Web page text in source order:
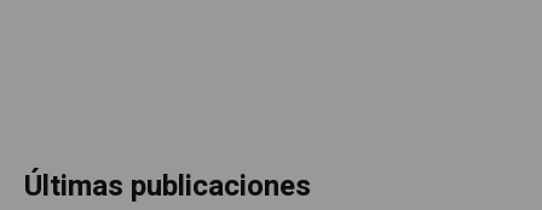
Últimas publicaciones